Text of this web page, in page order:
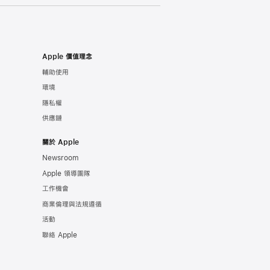
Apple 價值理念
輔助使用
環境
隱私權
供應鏈
關於 Apple
Newsroom
Apple 領導團隊
工作機會
商業倫理與法規遵循
活動
聯絡 Apple